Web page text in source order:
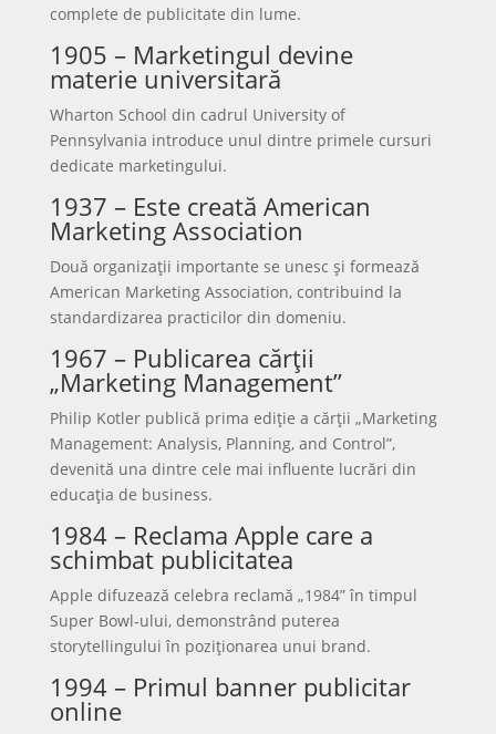
complete de publicitate din lume.
1905 – Marketingul devine
materie universitară
Wharton School din cadrul University of
Pennsylvania introduce unul dintre primele cursuri
dedicate marketingului.
1937 – Este creată American
Marketing Association
Două organizații importante se unesc și formează
American Marketing Association, contribuind la
standardizarea practicilor din domeniu.
1967 – Publicarea cărții
„Marketing Management”
Philip Kotler publică prima ediție a cărții „Marketing
Management: Analysis, Planning, and Control”,
devenită una dintre cele mai influente lucrări din
educația de business.
1984 – Reclama Apple care a
schimbat publicitatea
Apple difuzează celebra reclamă „1984” în timpul
Super Bowl-ului, demonstrând puterea
storytellingului în poziționarea unui brand.
1994 – Primul banner publicitar
online